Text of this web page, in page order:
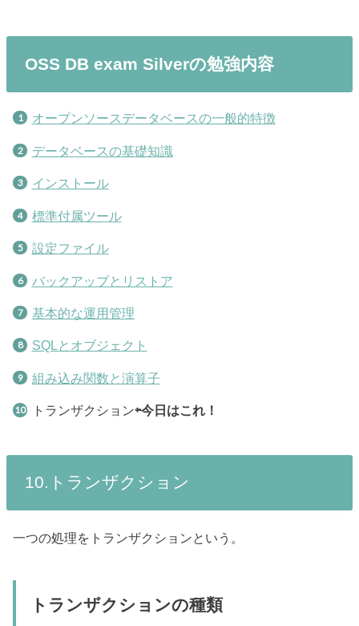
OSS DB exam Silverの勉強内容
オープンソースデータベースの一般的特徴
データベースの基礎知識
インストール
標準付属ツール
設定ファイル
バックアップとリストア
基本的な運用管理
SQLとオブジェクト
組み込み関数と演算子
トランザクション⇦今日はこれ！
10.トランザクション
一つの処理をトランザクションという。
トランザクションの種類